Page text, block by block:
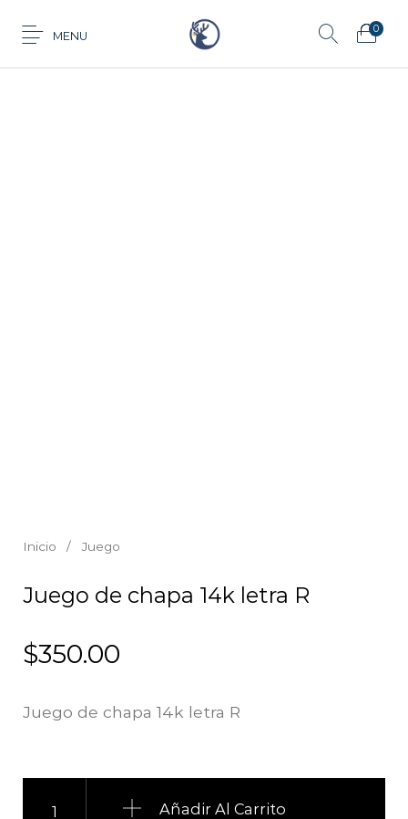
MENU
0
Inicio / Juego
Juego de chapa 14k letra R
$350.00
Juego de chapa 14k letra R
Añadir Al Carrito